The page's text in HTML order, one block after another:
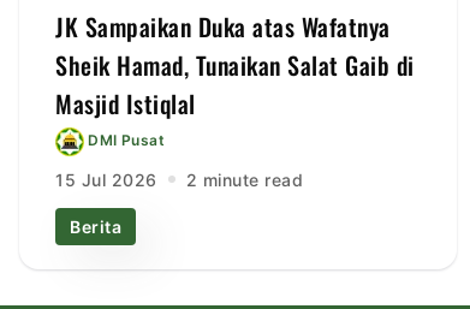
JK Sampaikan Duka atas Wafatnya
Sheik Hamad, Tunaikan Salat Gaib di
Masjid Istiqlal
DMI Pusat
15 Jul 2026 2 minute read
Berita